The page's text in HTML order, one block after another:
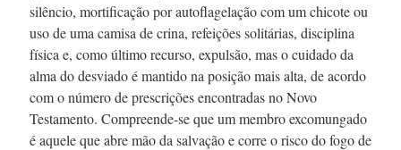
silêncio, mortificação por autoflagelação com um chicote ou
uso de uma camisa de crina, refeições solitárias, disciplina
física e, como último recurso, expulsão, mas o cuidado da
alma do desviado é mantido na posição mais alta, de acordo
com o número de prescrições encontradas no Novo
Testamento. Compreende-seque um membro excomungado
é aquele que abre mão da salvação e corre o risco do fogo de